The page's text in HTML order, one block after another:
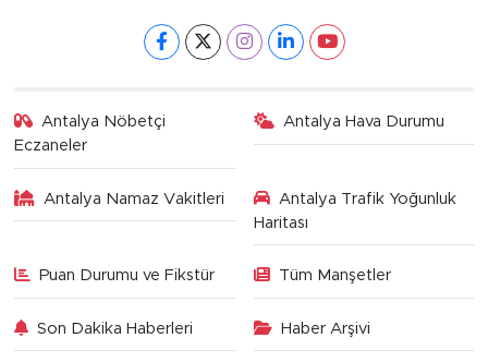
Antalya Nöbetçi
Eczaneler
Antalya Hava Durumu
Antalya Namaz Vakitleri
Antalya Trafik Yoğunluk
Haritası
Puan Durumu ve Fikstür Tüm Manşetler
Son Dakika Haberleri Haber Arşivi